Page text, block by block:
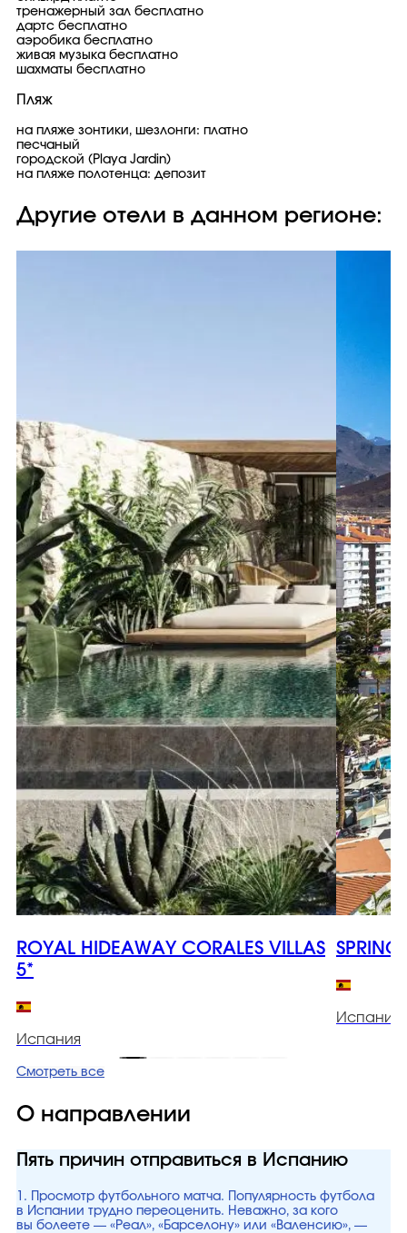
тренажерный зал бесплатно
дартс бесплатно
аэробика бесплатно
живая музыка бесплатно
шахматы бесплатно
Пляж
на пляже зонтики, шезлонги: платно
песчаный
городской (Playa Jardin)
на пляже полотенца: депозит
Другие отели в данном регионе:
ROYAL HIDEAWAY CORALES VILLAS
5*
Испания
Испания
Смотреть все
О направлении
Пять причин отправиться в Испанию
1. Просмотр футбольного матча. Популярность футбола
в Испании трудно переоценить. Неважно, за кого
вы болеете — «Реал», «Барселону» или «Валенсию», —